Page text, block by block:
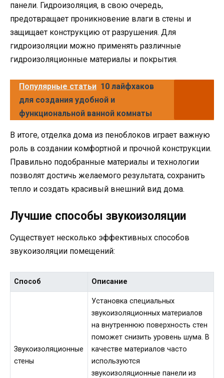
панели. Гидроизоляция, в свою очередь,
предотвращает проникновение влаги в стены и
защищает конструкцию от разрушения. Для
гидроизоляции можно применять различные
гидроизоляционные материалы и покрытия.
Популярные статьи 10 лайфхаков
для создания удобной и
функциональной ванной комнаты
В итоге, отделка дома из пеноблоков играет важную
роль в создании комфортной и прочной конструкции.
Правильно подобранные материалы и технологии
позволят достичь желаемого результата, сохранить
тепло и создать красивый внешний вид дома.
Лучшие способы звукоизоляции
Существует несколько эффективных способов
звукоизоляции помещений:
Способ Описание
Звукоизоляционные
стены
Установка специальных
звукоизоляционных материалов
на внутреннюю поверхность стен
поможет снизить уровень шума. В
качестве материалов часто
используются
звукоизоляционные панели из